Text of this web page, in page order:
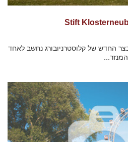
החדש של קלוסטרניובורג נחשב לאחד